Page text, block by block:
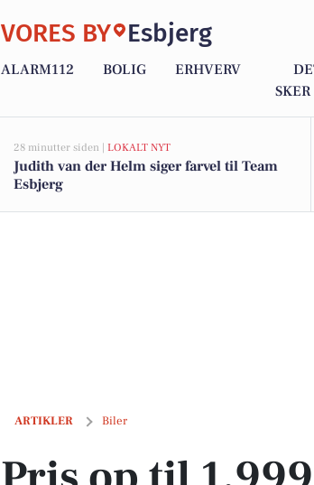
VORES BY Esbjerg
ALARM112 BOLIG ERHVERV
SKER
28 minutter siden | LOKALT NYT
Judith van der Helm siger farvel til Team
Esbjerg
ARTIKLER Biler
Pris op til 1.999.900 kr! Se de dyreste biler til salg i